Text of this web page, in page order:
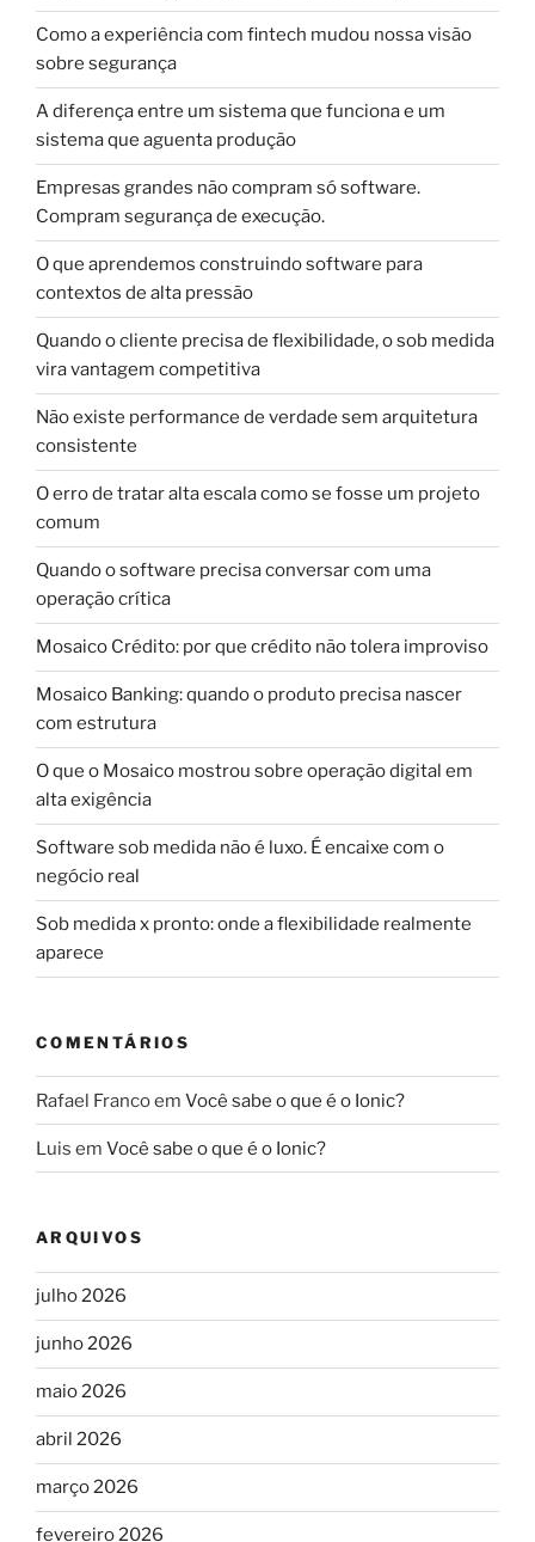
Como a experiência com fintech mudou nossa visão
sobre segurança
A diferença entre um sistema que funciona e um
sistema que aguenta produção
Empresas grandes não compram só software.
Compram segurança de execução.
O que aprendemos construindo software para
contextos de alta pressão
Quando o cliente precisa de flexibilidade, o sob medida
vira vantagem competitiva
Não existe performance de verdade sem arquitetura
consistente
O erro de tratar alta escala como se fosse um projeto
comum
Quando o software precisa conversar com uma
operação crítica
Mosaico Crédito: por que crédito não tolera improviso
Mosaico Banking: quando o produto precisa nascer
com estrutura
O que o Mosaico mostrou sobre operação digital em
alta exigência
Software sob medida não é luxo. É encaixe com o
negócio real
Sob medida x pronto: onde a flexibilidade realmente
aparece
COMENTÁRIOS
Rafael Francoem Você sabe o que é o Ionic?
Luis em Você sabe o que é o Ionic?
ARQUIVOS
julho 2026
junho 2026
maio 2026
abril 2026
março 2026
fevereiro 2026